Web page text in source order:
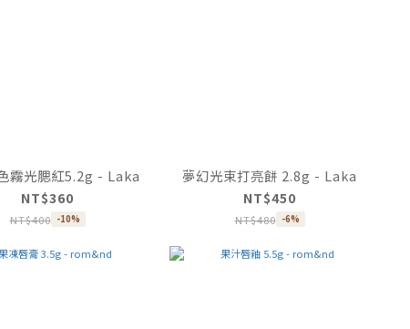
霧光腮紅5.2g - Laka
NT$360
NT$400 -10%
夢幻光束打亮餅 2.8g - Laka
NT$450
NT$480 -6%